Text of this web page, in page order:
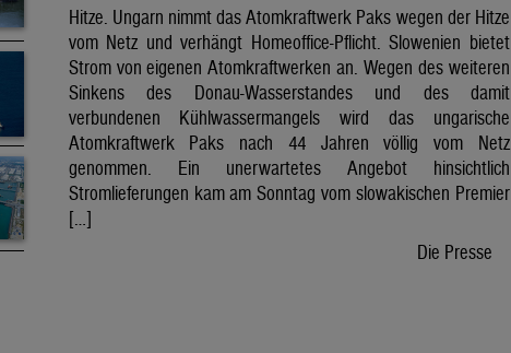
Hitze. Ungarn nimmt das Atomkraftwerk Paks wegen der Hitze
vom Netz und verhängt Homeoffice-Pflicht. Slowenien bietet
Strom von eigenen Atomkraftwerken an. Wegen des weiteren
Sinkens des Donau-Wasserstandes und des damit
verbundenen Kühlwassermangels wird das ungarische
Atomkraftwerk Paks nach 44 Jahren völlig vom Netz
genommen. Ein unerwartetes Angebot hinsichtlich
Stromlieferungen kam am Sonntag vom slowakischen Premier
[…]
Die Presse